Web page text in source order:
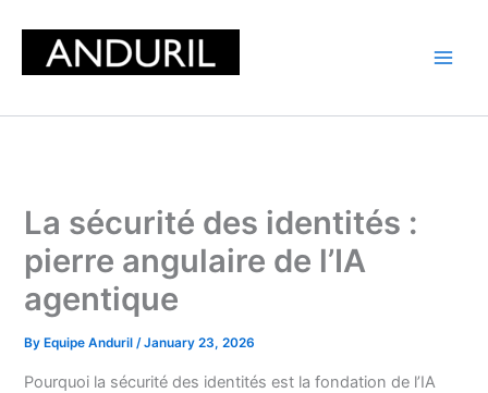
content
La sécurité des identités :
pierre angulaire de l’IA
agentique
By Equipe Anduril/January 23, 2026
Pourquoi la sécurité des identités est la fondation de l’IA